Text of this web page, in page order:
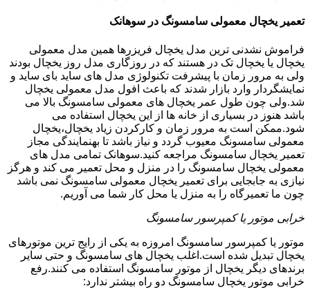
تعمیر یخچال معمولی سامسونگ در سوهانک
فراموش نشدنی ترین مدل یخچال فریزرها همین مدل معمولی
یخچال یا یخچال تک در هستند که در روزگاری مدل روز یخچال بودند
ولی به مرور زمان با پیشرفت تکنولوژی مدل های ساید بای ساید و
نمایشگردار وارد بازار شدند که باعث افول مدل معمولی یخچال
شد.ولی چون طول عمر یخچال های معمولی سامسونگ بالا می
باشد هنوز در بسیاری از خانه ها از این یخچال استفاده می
شود.ممکن است به مرور زمان و کارکردن زیاد یخچال،یخچال
معمولی سامسونگ معیوب گردد و نیاز باشد تا بهنمایندگی مجاز
تعمیر یخچال سامسونگ مراجعه کنید.سوهانک تمامی مدل های
معمولی یخچال سامسونگ را در منزل و محل تعمیر می کند و هرگز
نیازی به جابجایی برای تعمیر یخچال معمولی سامسونگ نمی باشد
چون ما تعمیرگاه را به منزل یا محل کار شما می آوریم.
خرابی موتور یا کمپرسور سامسونگ
موتور یا کمپرسور سامسونگ امروزه به یکی از رایج ترین موتورهای
یخچال تبدیل شده است.اغلب یخچال های سامسونگ و حتی سایر
برندهای دیگر یخچال از موتور سامسونگ استفاده می کنند.رفع
خرابی موتور یخچال سامسونگ دو راه بیشتر ندارد: